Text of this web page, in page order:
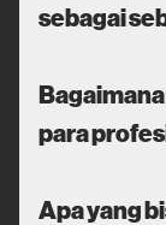
sebagai
para
Apa yang